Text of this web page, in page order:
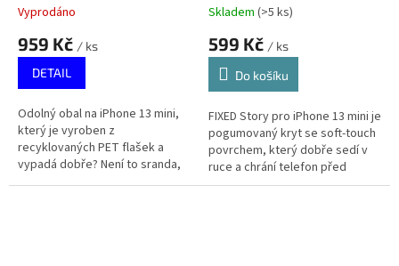
Vyprodáno
959 Kč / ks
DETAIL
Odolný obal na iPhone 13 mini,
který je vyroben z
recyklovaných PET flašek a
vypadá dobře? Není to sranda,
dánská značka dbramante1928
Skladem (>5 ks)
599 Kč / ks
Do košíku
FIXED Story pro iPhone 13 mini je
pogumovaný kryt se soft-touch
povrchem, který dobře sedí v
ruce a chrání telefon před
běžnými škrábanci i oděrkami.